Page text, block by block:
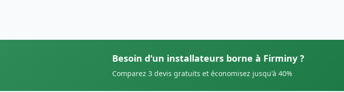
Besoin d'un installateurs borne à Firminy ?
Comparez 3 devis gratuits et économisez jusqu'à 40%